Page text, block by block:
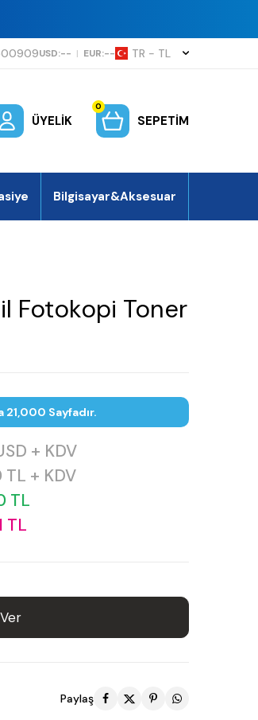
USD:-- | EUR:-- TR − TL
ÜYELIK
0
SEPETIM
Bilgisayar&Aksesuar
Fotokopi Toner
21,000 Sayfadır.
+ KDV
TL + KDV
TL
TL
Paylaş